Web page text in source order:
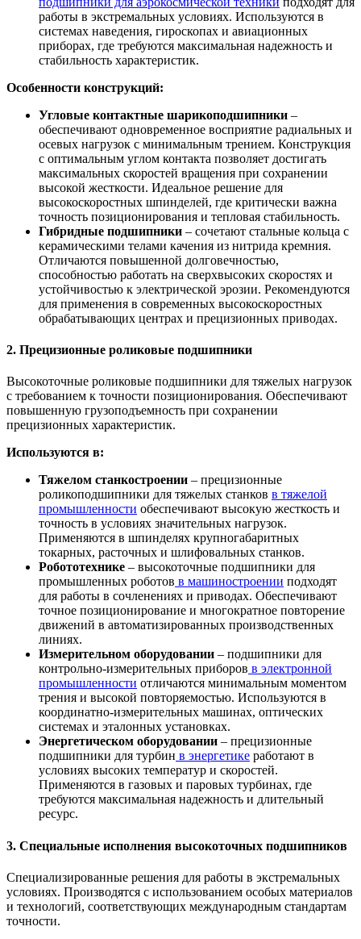
работы в экстремальных условиях. Используются в
системах наведения, гироскопах и авиационных
приборах, где требуются максимальная надежность и
стабильность характеристик.
Особенности конструкций:
Угловые контактные шарикоподшипники –
обеспечивают одновременное восприятие радиальных и
осевых нагрузок с минимальным трением. Конструкция
с оптимальным углом контакта позволяет достигать
максимальных скоростей вращения при сохранении
высокой жесткости. Идеальное решение для
высокоскоростных шпинделей, где критически важна
точность позиционирования и тепловая стабильность.
Гибридные подшипники – сочетают стальные кольца с
керамическими телами качения из нитрида кремния.
Отличаются повышенной долговечностью,
способностью работать на сверхвысоких скоростях и
устойчивостью к электрической эрозии. Рекомендуются
для применения в современных высокоскоростных
обрабатывающих центрах и прецизионных приводах.
2. Прецизионные роликовые подшипники
Высокоточные роликовые подшипники для тяжелых нагрузок
с требованием к точности позиционирования. Обеспечивают
повышенную грузоподъемность при сохранении
прецизионных характеристик.
Используются в:
Тяжелом станкостроении – прецизионные
роликоподшипники для тяжелых станков в тяжелой
промышленности обеспечивают высокую жесткость и
точность в условиях значительных нагрузок.
Применяются в шпинделях крупногабаритных
токарных, расточных и шлифовальных станков.
Робототехнике – высокоточные подшипники для
промышленных роботов в машиностроении подходят
для работы в сочленениях и приводах. Обеспечивают
точное позиционирование и многократное повторение
движений в автоматизированных производственных
линиях.
Измерительном оборудовании – подшипники для
контрольно-измерительных приборов в электронной
промышленности отличаются минимальным моментом
трения и высокой повторяемостью. Используются в
координатно-измерительных машинах, оптических
системах и эталонных установках.
Энергетическом оборудовании – прецизионные
подшипники для турбин в энергетике работают в
условиях высоких температур и скоростей.
Применяются в газовых и паровых турбинах, где
требуются максимальная надежность и длительный
ресурс.
3. Специальные исполнения высокоточных подшипников
Специализированные решения для работы в экстремальных
условиях. Производятся с использованием особых материалов
и технологий, соответствующих международным стандартам
точности.